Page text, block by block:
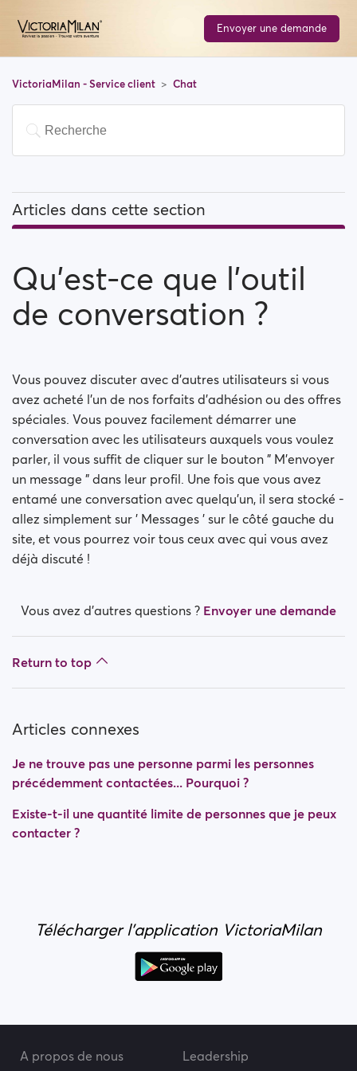
Envoyer une demande
VictoriaMilan - Service client Chat
Articles dans cette section
Existe-t-il une quantité limite de personnes que je
peux contacter ?
Qu'est-ce que l'outil
de conversation ?
Vous pouvez discuter avec d'autres utilisateurs si vous
avez acheté l'un de nos forfaits d'adhésion ou des offres
spéciales. Vous pouvez facilement démarrer une
conversation avec les utilisateurs auxquels vous voulez
parler, il vous suffit de cliquer sur le bouton " M'envoyer
un message " dans leur profil. Une fois que vous avez
entamé une conversation avec quelqu'un, il sera stocké -
allez simplement sur ' Messages ' sur le côté gauche du
site, et vous pourrez voir tous ceux avec qui vous avez
déjà discuté !
Vous avez d’autres questions ? Envoyer une demande
Return to top
Articles connexes
Je ne trouve pas une personne parmi les personnes
précédemment contactées... Pourquoi ?
Existe-t-il une quantité limite de personnes que je peux
contacter ?
Télécharger l'application VictoriaMilan
A propos de nous Leadership